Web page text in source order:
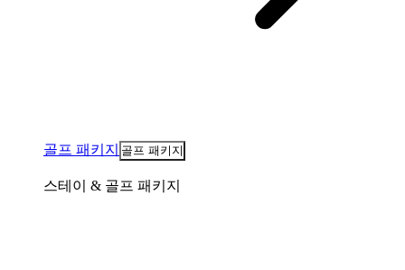
골프 패키지 골프 패키지
스테이 & 골프 패키지